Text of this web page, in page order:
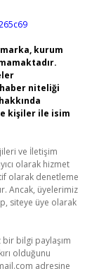
kurum
niteliği
kişiler ile isim
ve İletişim
olarak hizmet
olarak denetleme
Ancak, üyelerimiz
siteye üye olarak
bir bilgi paylaşım
olduğunu
adresine